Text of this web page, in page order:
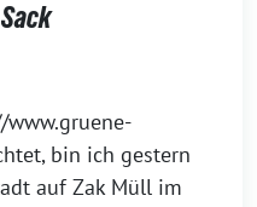
bin ich gestern
auf Zak Müll im